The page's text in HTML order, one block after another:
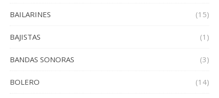
BAILARINES (15)
BAJISTAS (1)
BANDAS SONORAS (3)
BOLERO (14)